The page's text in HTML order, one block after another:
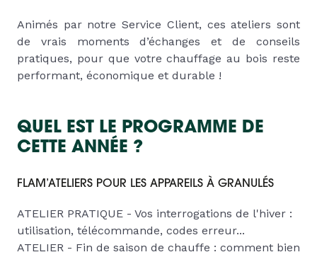
Animés par notre Service Client, ces ateliers sont
de vrais moments d’échanges et de conseils
pratiques, pour que votre chauffage au bois reste
performant, économique et durable !
QUEL EST LE PROGRAMME DE
CETTE ANNÉE ?
FLAM’ATELIERS POUR LES APPAREILS À GRANULÉS
ATELIER PRATIQUE - Vos interrogations de l'hiver :
utilisation, télécommande, codes erreur...
ATELIER - Fin de saison de chauffe : comment bien